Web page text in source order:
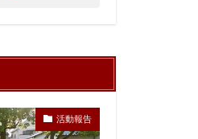
活動報告